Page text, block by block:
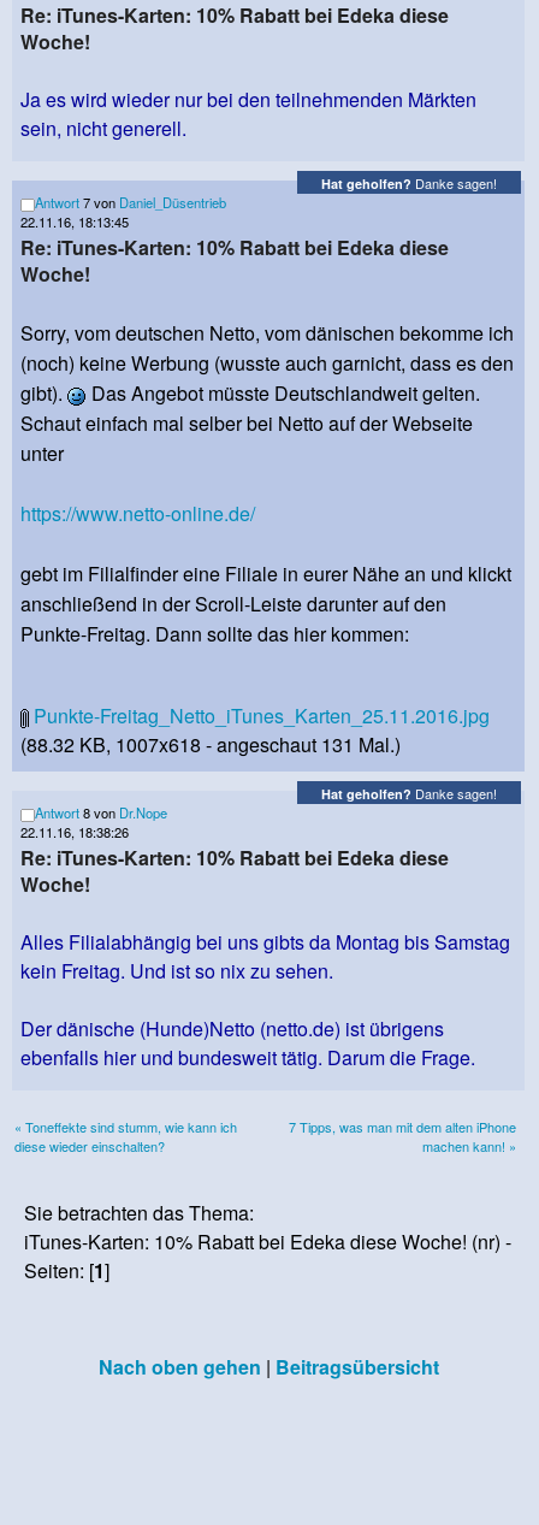
Re: iTunes-Karten: 10% Rabatt bei Edeka diese
Woche!
Ja es wird wieder nur bei den teilnehmenden Märkten
sein, nicht generell.
Hat geholfen? Danke sagen!
Antwort7 von Daniel_Düsentrieb
22.11.16, 18:13:45
Re: iTunes-Karten: 10% Rabatt bei Edeka diese
Woche!
Sorry, vom deutschen Netto, vom dänischen bekomme ich
(noch) keine Werbung (wusste auch garnicht, dass es den
gibt).
Das Angebot müsste Deutschlandweit gelten.
Schaut einfach mal selber bei Netto auf der Webseite
unter
https://www.netto-online.de/
gebt im Filialfinder eine Filiale in eurer Nähe an und klickt
anschließend in der Scroll-Leiste darunter auf den
Punkte-Freitag. Dann sollte das hier kommen:
Punkte-Freitag_Netto_iTunes_Karten_25.11.2016.jpg
(88.32 KB, 1007x618 - angeschaut 131 Mal.)
Hat geholfen? Danke sagen!
Antwort8 von Dr.Nope
22.11.16, 18:38:26
Re: iTunes-Karten: 10% Rabatt bei Edeka diese
Woche!
Alles Filialabhängig bei uns gibts da Montag bis Samstag
kein Freitag. Und ist so nix zu sehen.
Der dänische (Hunde)Netto (netto.de) ist übrigens
ebenfalls hier und bundesweit tätig. Darum die Frage.
« Toneffekte sind stumm, wie kann ich
diese wieder einschalten?
7 Tipps, was man mit dem alten iPhone
machen kann! »
Sie betrachten das Thema:
iTunes-Karten: 10% Rabatt bei Edeka diese Woche! (nr) -
Seiten: [1]
Nach oben gehen | Beitragsübersicht